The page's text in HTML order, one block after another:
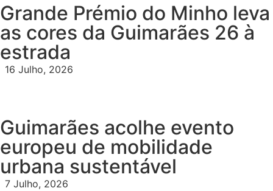
Grande Prémio do Minho leva
as cores da Guimarães 26 à
estrada
16 Julho, 2026
Guimarães acolhe evento
europeu de mobilidade
urbana sustentável
7 Julho, 2026